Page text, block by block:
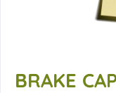
BRAKE